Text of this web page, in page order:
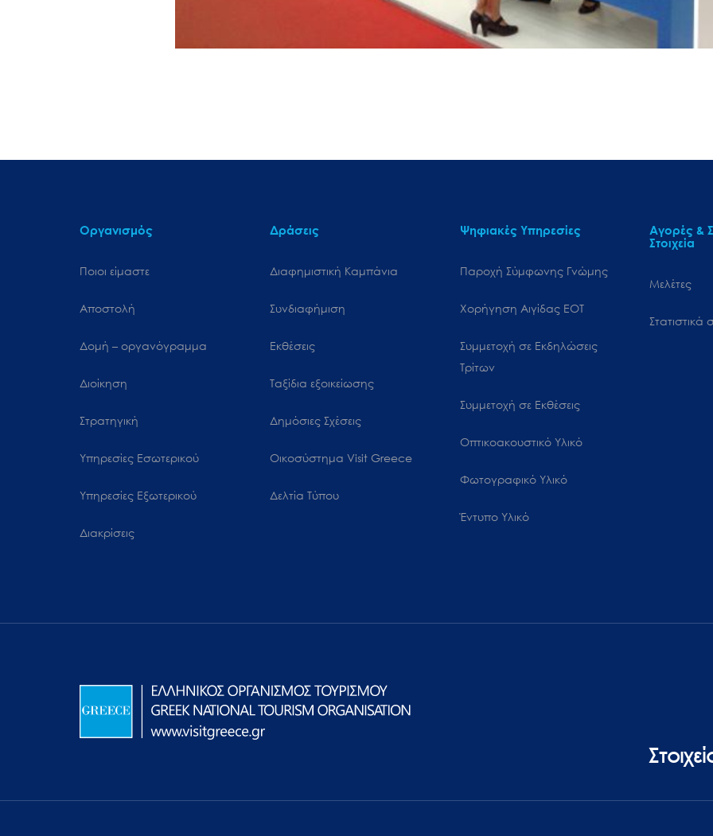
Οργανισμός
Ποιοι είμαστε
Αποστολή
Δομή – οργανόγραμμα
Διοίκηση
Στρατηγική
Υπηρεσίες Εσωτερικού
Υπηρεσίες Εξωτερικού
Διακρίσεις
Δράσεις
Διαφημιστική Καμπάνια
Συνδιαφήμιση
Εκθέσεις
Ταξίδια εξοικείωσης
Δημόσιες Σχέσεις
Oικοσύστημα Visit Greece
Δελτία Τύπου
Ψηφιακές Υπηρεσίες
Παροχή Σύμφωνης Γνώμης
Χορήγηση Αιγίδας ΕΟΤ
Συμμετοχή σε Εκδηλώσεις
Τρίτων
Συμμετοχή σε Εκθέσεις
Οπτικοακουστικό Υλικό
Φωτογραφικό Υλικό
Έντυπο Υλικό
Αγορές &
Στοιχεία
Μελέτες
Στατιστικά